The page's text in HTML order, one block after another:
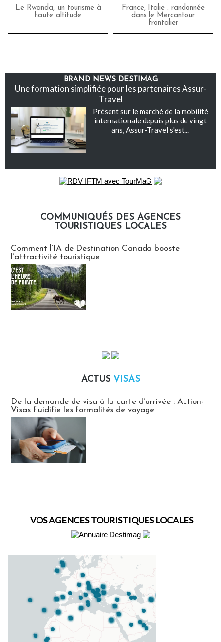
Le Rwanda, un tourisme à
haute altitude
France, Italie : randonnée
dans le Mercantour
frontalier
BRAND NEWS DESTIMAG
Une formation simplifiée pour les partenaires Assur-
Travel
Présent sur le marché de la mobilité
internationale depuis plus de vingt
ans, Assur-Travel s'est...
COMMUNIQUÉS DES AGENCES
TOURISTIQUES LOCALES
Comment l’IA de Destination Canada booste
l’attractivité touristique
ACTUS VISAS
De la demande de visa à la carte d’arrivée : Action-
Visas fluidifie les formalités de voyage
VOS AGENCES TOURISTIQUES LOCALES